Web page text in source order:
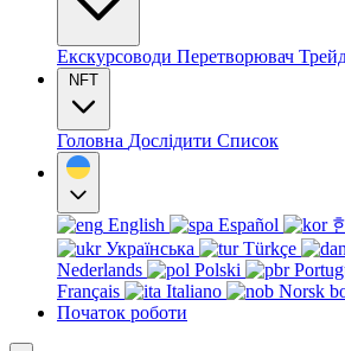
Екскурсоводи Перетворювач
NFT
Головна Дослідити Список
English Español
Українська
Türkçe
Nederlands
Polski
Français
Italiano
Norsk
Початок роботи